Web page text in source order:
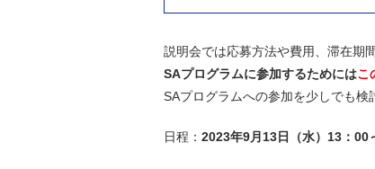
説明会では応募方法や費用、滞在期
SAプログラムに参加するためにはこ
SAプログラムへの参加を少しでも検
日程： 2023年9月13日（水）13：00